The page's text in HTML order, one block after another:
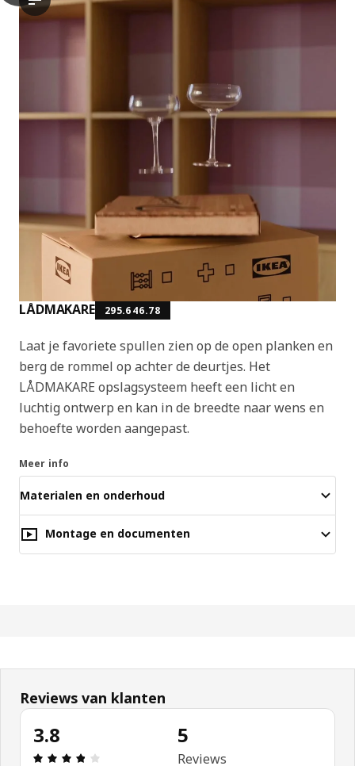
LÅDMAKARE 295.646.78
Laat je favoriete spullen zien op de open planken en
berg de rommel op achter de deurtjes. Het
LÅDMAKARE opslagsysteem heeft een licht en
luchtig ontwerp en kan in de breedte naar wens en
behoefte worden aangepast.
Meer info
Materialen en onderhoud
Montage en documenten
De video toont een kamer vol meubels met een
Reviews van klanten
3.8
Beoordeling: 3.8 van 5 sterren. Totaal
5
Reviews